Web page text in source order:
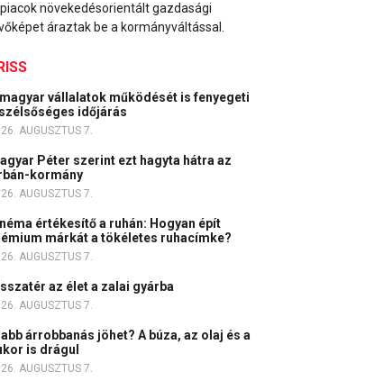
növekedésorientált gazdasági
áraztak be a kormányváltással.
vállalatok működését is fenyegeti
időjárás
AUGUSZTUS 7.
Péter szerint ezt hagyta hátra az
kormány
AUGUSZTUS 7.
értékesítő a ruhán: Hogyan épít
márkát a tökéletes ruhacímke?
AUGUSZTUS 7.
az élet a zalai gyárba
AUGUSZTUS 7.
árrobbanás jöhet? A búza, az olaj és a
is drágul
AUGUSZTUS 7.